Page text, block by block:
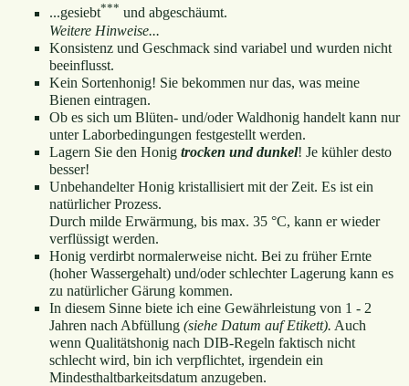
...gesiebt*** und abgeschäumt.
Weitere Hinweise...
Konsistenz und Geschmack sind variabel und wurden nicht
beeinflusst.
Kein Sortenhonig! Sie bekommen nur das, was meine
Bienen eintragen.
Ob es sich um Blüten- und/oder Waldhonig handelt kann nur
unter Laborbedingungen festgestellt werden.
Lagern Sie den Honigtrocken und dunkel! Je kühler desto
besser!
Unbehandelter Honig kristallisiert mit der Zeit. Es ist ein
natürlicher Prozess.
Durch milde Erwärmung, bis max. 35 °C, kann er wieder
verflüssigt werden.
Honig verdirbt normalerweise nicht. Bei zu früher Ernte
(hoher Wassergehalt) und/oder schlechter Lagerung kann es
zu natürlicher Gärung kommen.
In diesem Sinne biete ich eine Gewährleistung von 1 - 2
Jahren nach Abfüllung(siehe Datum auf Etikett). Auch
wenn Qualitätshonig nach DIB-Regeln faktisch nicht
schlecht wird, bin ich verpflichtet, irgendein ein
Mindesthaltbarkeitsdatum anzugeben.